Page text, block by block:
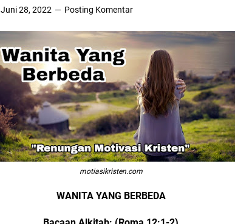
Juni 28, 2022 Posting Komentar
motiasikristen.com
WANITA YANG BERBEDA